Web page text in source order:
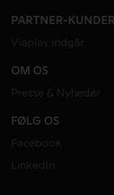
PARTNER-KUNDER
Viaplay indgår
OM OS
Presse & Nyheder
FØLG OS
Facebook
LinkedIn